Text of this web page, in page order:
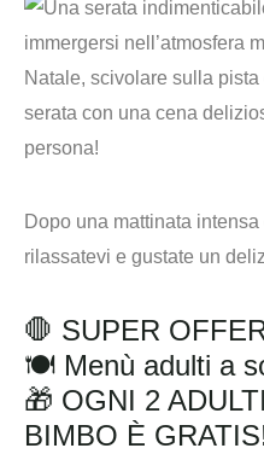
Dopo una mattinata
rilassatevi e gustate un
🛑 SUPER
🍽️ Menù adulti a
🎁 OGNI 2
BIMBO È